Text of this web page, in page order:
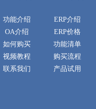
功能介绍
OA介绍
如何购买
视频教程
联系我们
ERP介绍
ERP价格
功能清单
购买流程
产品试用